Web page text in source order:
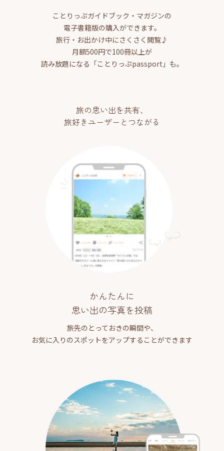
ことりっぷガイドブック・マガジンの
電子書籍版の購入ができます。
旅行・お出かけ中にさくさく閲覧♪
月額500円で100冊以上が
読み放題になる「ことりっぷpassport」も。
旅の思い出を共有、
旅好きユーザーとつながる
かんたんに
思い出の写真を投稿
旅先のとっておきの瞬間や、
お気に入りのスポットをアップすることができます